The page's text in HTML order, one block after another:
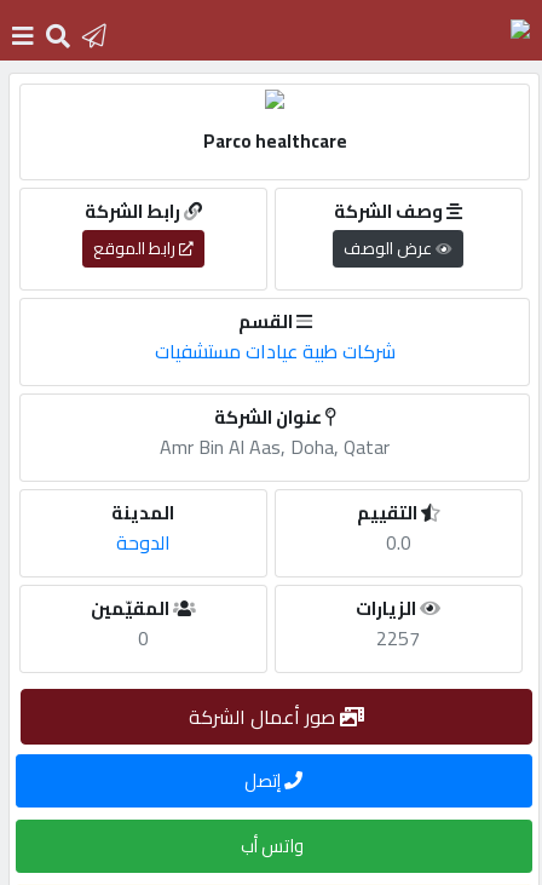
دخول
التسجيل
أضف
مطلوب
طلب
الأقسام
Parco healthcare
رابط الشركة
رابط الموقع
وصف الشركة
عرض الوصف
القسم
شركات طبية عيادات مستشفيات
عنوان الشركة
Amr Bin Al Aas, Doha, Qatar
المدينة
الدوحة
التقييم
0.0
المقيّمين
0
الزيارات
2257
صور أعمال الشركة
إتصل
واتس أب